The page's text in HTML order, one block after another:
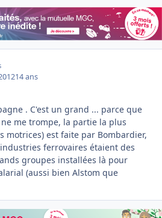
14 ans
. C'est un grand ... parce que
me trompe, la partie la plus
motrices) est faite par Bombardier,
ferrovaires étaient des
groupes installées là pour
(aussi bien Alstom que